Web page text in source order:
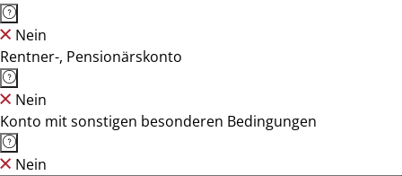
Nein
Rentner-, Pensionärskonto
Nein
Konto mit sonstigen besonderen Bedingungen
Nein